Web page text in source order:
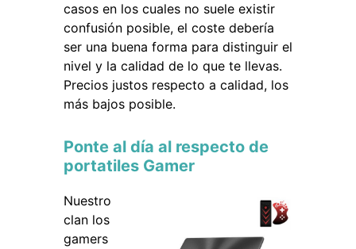
casos en los cuales no suele existir
confusión posible, el coste debería
ser una buena forma para distinguir el
nivel y la calidad de lo que te llevas.
Precios justos respecto a calidad, los
más bajos posible.
Ponte al día al respecto de
portatiles Gamer
Nuestro
clan los
gamers